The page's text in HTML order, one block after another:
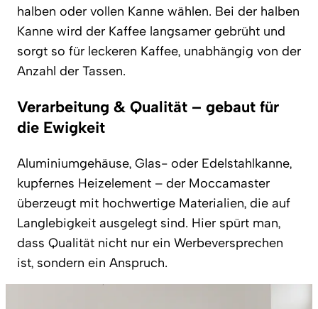
halben oder vollen Kanne wählen. Bei der halben
Kanne wird der Kaffee langsamer gebrüht und
sorgt so für leckeren Kaffee, unabhängig von der
Anzahl der Tassen.
Verarbeitung & Qualität – gebaut für
die Ewigkeit
Aluminiumgehäuse, Glas- oder Edelstahlkanne,
kupfernes Heizelement – der Moccamaster
überzeugt mit hochwertige Materialien, die auf
Langlebigkeit ausgelegt sind. Hier spürt man,
dass Qualität nicht nur ein Werbeversprechen
ist, sondern ein Anspruch.